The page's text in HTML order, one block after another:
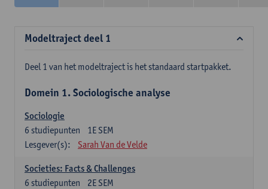
Modeltraject deel 1
Deel 1 van het modeltraject is het standaard startpakket.
Domein 1. Sociologische analyse
Sociologie
1E SEM
6 studiepunten
Lesgever(s):
Sarah Van de Velde
Societies: Facts & Challenges
2E SEM
6 studiepunten